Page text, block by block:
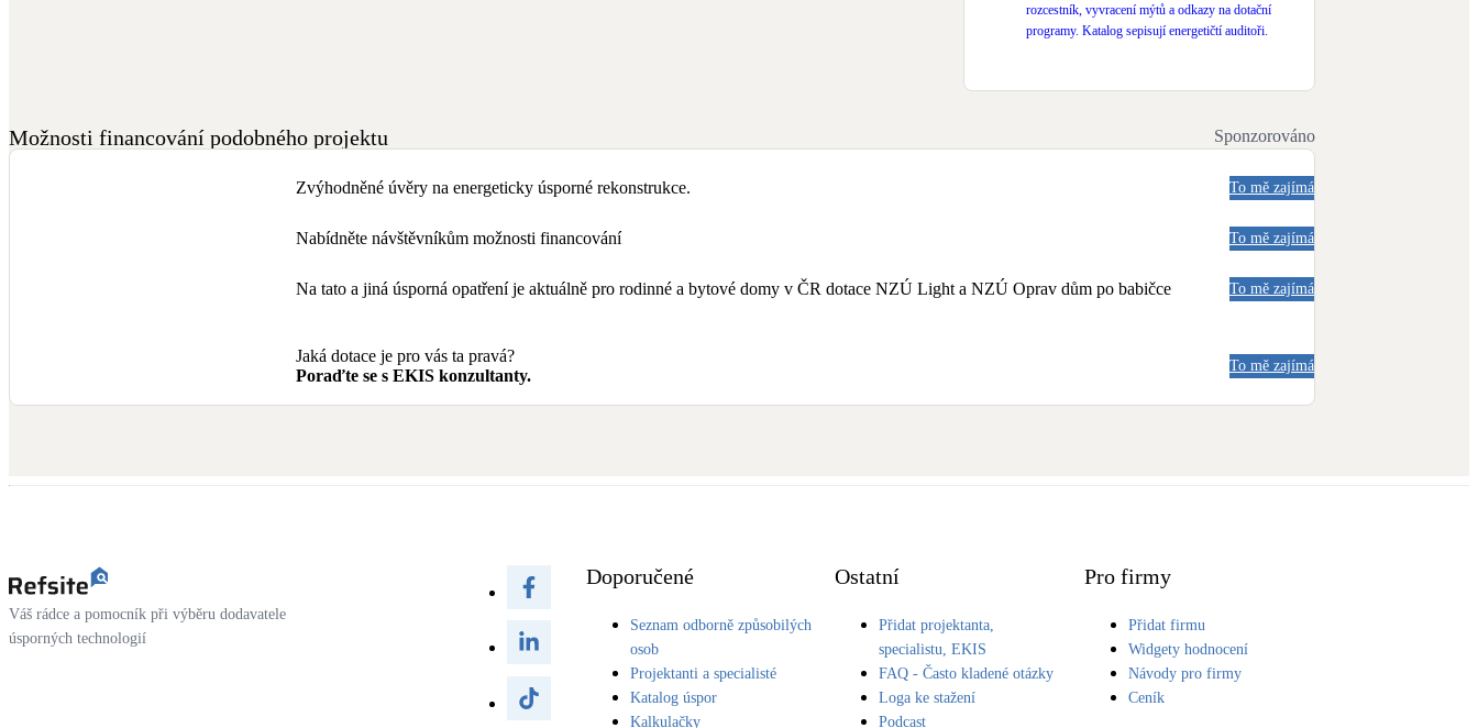
rozcestník, vyvracení mýtů a odkazy na dotační
programy. Katalog sepisují energetičtí auditoři.
Možnosti financování podobného projektu Sponzorováno
Zvýhodněné úvěry na energeticky úsporné rekonstrukce. To mě zajímá
Nabídněte návštěvníkům možnosti financování To mě zajímá
Na tato a jiná úsporná opatření je aktuálně pro rodinné a bytové domy v ČR dotace NZÚ Light a NZÚ Oprav dům po babičce To mě zajímá
Jaká dotace je pro vás ta pravá?
Poraďte se s EKIS konzultanty.
To mě zajímá
Váš rádce a pomocník při výběru dodavatele
úsporných technologií
Doporučené
Seznam odborně způsobilých
osob
Projektanti a specialisté
Katalog úspor
Kalkulačky
Ostatní
Přidat projektanta,
specialistu, EKIS
FAQ - Často kladené otázky
Loga ke stažení
Podcast
Pro firmy
Přidat firmu
Widgety hodnocení
Návody pro firmy
Ceník